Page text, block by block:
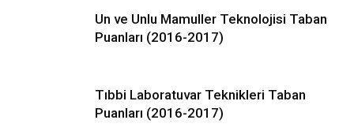
Un ve Unlu Mamuller Teknolojisi Taban
Puanları (2016-2017)
Tıbbi Laboratuvar Teknikleri Taban
Puanları (2016-2017)